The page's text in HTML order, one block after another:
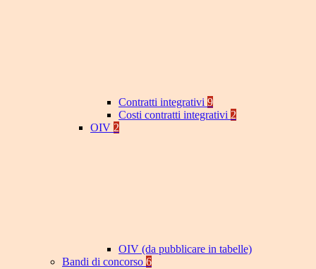
Contratti integrativi 9
Costi contratti integrativi 2
OIV 2
OIV (da pubblicare in tabelle)
Bandi di concorso 6